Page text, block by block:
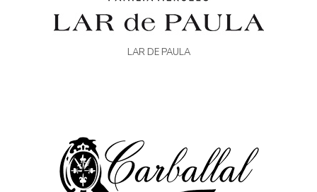
LAR DE PAULA